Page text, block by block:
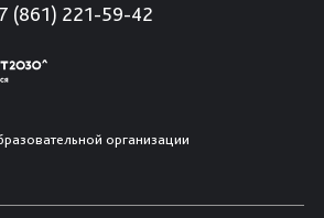
(861) 221-59-42
организации